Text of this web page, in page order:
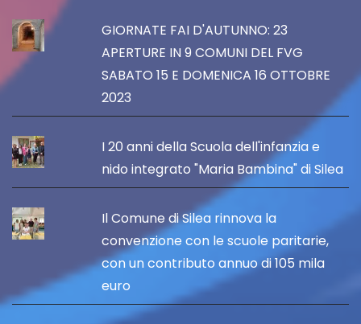
GIORNATE FAI D'AUTUNNO: 23
APERTURE IN 9 COMUNI DEL FVG
SABATO 15 E DOMENICA 16 OTTOBRE
2023
I 20 anni della Scuola dell'infanzia e
nido integrato "Maria Bambina" di Silea
Il Comune di Silea rinnova la
convenzione con le scuole paritarie,
con un contributo annuo di 105 mila
euro